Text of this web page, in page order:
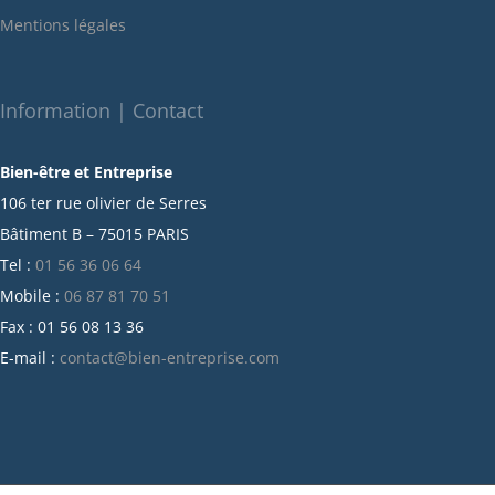
décembre 2021
octobre 2021
juillet 2021
juin 2021
mai 2021
avril 2021
mars 2021
février 2021
janvier 2021
Mentions légales
Information | Contact
Bien-être et Entreprise
106 ter rue olivier de Serres
Bâtiment B – 75015 PARIS
Tel : 01 56 36 06 64
Mobile : 06 87 81 70 51
Fax : 01 56 08 13 36
E-mail : contact@bien-entreprise.com